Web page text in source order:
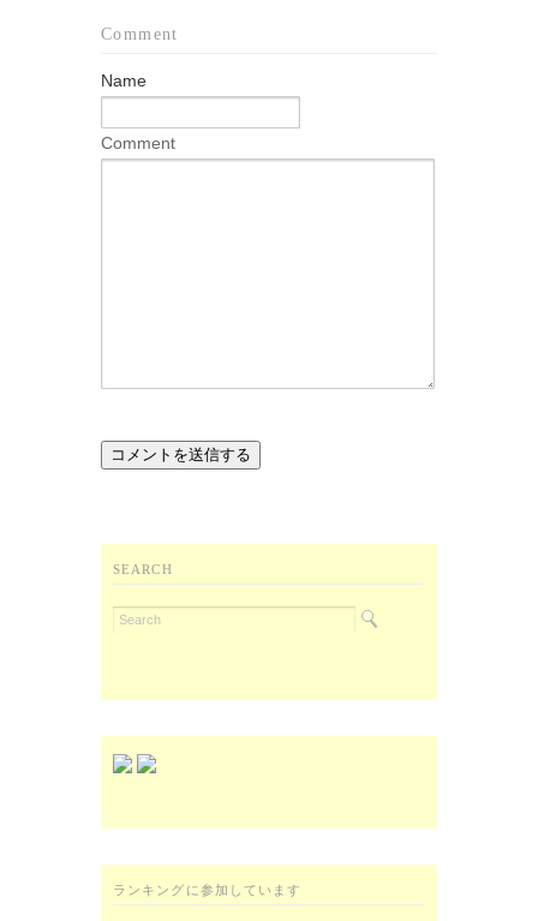
Comment
Name
Comment
SEARCH
ランキングに参加しています